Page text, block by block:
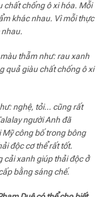
chất chống ô xi hóa. Mỗi
khác nhau. Vì mỗi thực
thẫm như: rau xanh
quả giàu chất chống ô xi
nghệ, tỏi… cũng rất
người Anh đã
Mỹ công bố trong bông
độc cơ thể rất tốt.
cải xanh giúp thải độc ở
bằng sáng chế.